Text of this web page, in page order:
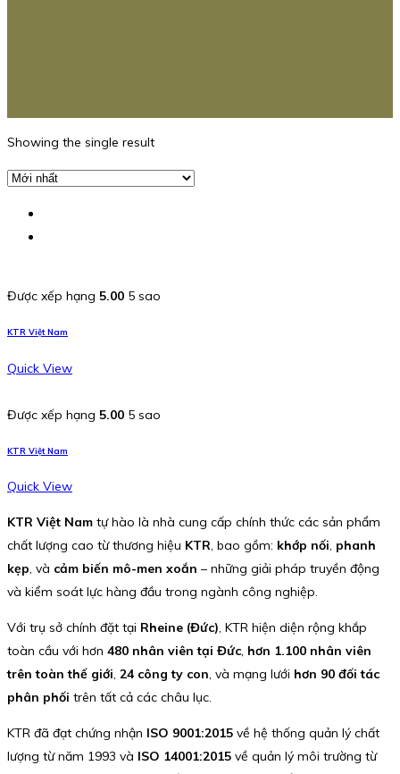
Showing the single result
Được xếp hạng 5.00 5 sao
KTR Việt Nam
Quick View
Được xếp hạng 5.00 5 sao
KTR Việt Nam
Quick View
KTR Việt Nam tự hào là nhà cung cấp chính thức các sản phẩm
chất lượng cao từ thương hiệu KTR, bao gồm: khớp nối, phanh
kẹp, và cảm biến mô-men xoắn – những giải pháp truyền động
và kiểm soát lực hàng đầu trong ngành công nghiệp.
Với trụ sở chính đặt tại Rheine (Đức), KTR hiện diện rộng khắp
toàn cầu với hơn 480 nhân viên tại Đức, hơn 1.100 nhân viên
trên toàn thế giới, 24 công ty con, và mạng lưới hơn 90 đối tác
phân phối trên tất cả các châu lục.
KTR đã đạt chứng nhận ISO 9001:2015 về hệ thống quản lý chất
lượng từ năm 1993 và ISO 14001:2015 về quản lý môi trường từ